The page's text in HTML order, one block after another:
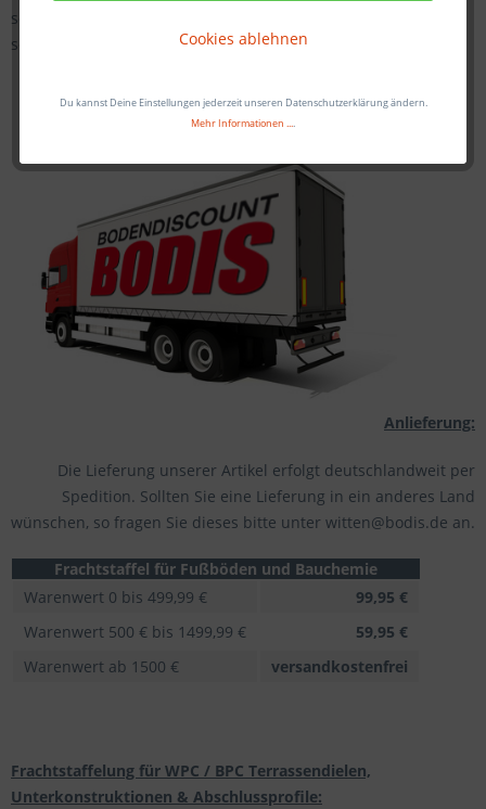
Cookies ablehnen
Du kannst Deine Einstellungen jederzeit unseren Datenschutzerklärung ändern.
Mehr Informationen ....
sofort aus! Ihr kompetentes BODIS-Team ist Ihnen
selbstverständlich bei der Beladung behilflich!
Anlieferung:
Die Lieferung unserer Artikel erfolgt deutschlandweit per
Spedition. Sollten Sie eine Lieferung in ein anderes Land
wünschen, so fragen Sie dieses bitte unter witten@bodis.de an.
Frachtstaffel für Fußböden und Bauchemie
Warenwert 0 bis 499,99 €
99,95 €
Warenwert 500 € bis 1499,99 €
59,95 €
Warenwert ab 1500 €
versandkostenfrei
Frachtstaffelung für WPC / BPC Terrassendielen,
Unterkonstruktionen & Abschlussprofile: